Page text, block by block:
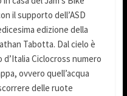
il supporto dell’ASD
edizione della
Tabotta. Dal cielo è
Ciclocross numero
ovvero quell’acqua
delle ruote